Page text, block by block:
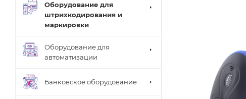
Оборудование для
штрихкодирования и
маркировки
Оборудование для
автоматизации
Банковское оборудование